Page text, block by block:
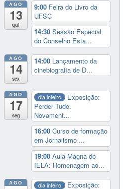
AGO
13
qui
9:00 Feira do Livro da
UFSC
14:30Sessão Especial
do Conselho Esta...
AGO
14
sex
14:00 Lançamento da
cinebiografia de D...
AGO
17
seg
dia inteiro
Exposição:
Perder Tudo.
Novament...
16:00Curso de formação
em Jornalismo ...
19:00Aula Magna do
IELA: Homenagem ao...
AGO dia inteiro Exposição: